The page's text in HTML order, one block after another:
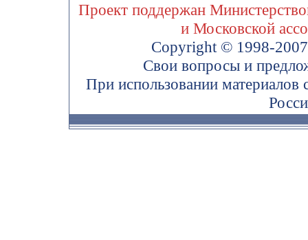
Проект поддержан
и Московской
Copyright © 1998-
Свои вопросы и
При использовании